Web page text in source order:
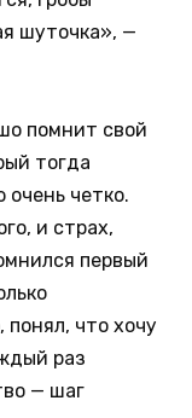
шуточка», —
помнит свой
тогда
четко.
и страх,
первый
что хочу
раз
— шаг